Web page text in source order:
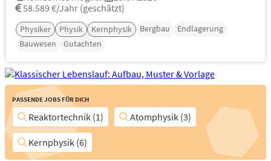
58.589 €/Jahr (geschätzt)
Physiker Physik Kernphysik Bergbau
Endlagerung
Bauwesen
Gutachten
Passende Jobs für Dich
Reaktortechnik (1)
Atomphysik (3)
Kernphysik (6)